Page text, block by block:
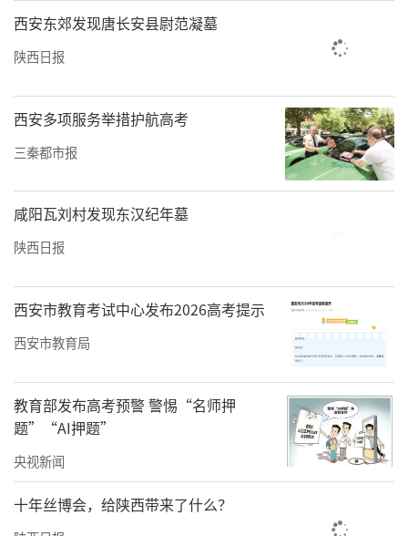
（恢复正常），降幅74%，炎症指标同步大幅
下降，腹痛症状明显缓解，成功脱离危重状
院，后续随访各项指标均保持正常。
岁末年初聚餐应酬频繁，尤先生的案例为大众
敲响健康警钟。白艳丽提醒，高甘油三酯胰腺
炎的高危人群包括高脂血症患者、肥胖者、糖
尿病患者、胰腺炎病史或家族史者、长期饮酒
摄入高油高脂高蛋白食物和饮酒。”她强调，
若突发持续性中上腹部剧烈疼痛，且疼痛向后
背放射，伴随恶心呕吐，务必立即就医，切勿
拖延，以免错失最佳救治时机。
责任编辑：白睿祺 赵森
西安东郊发现唐长安县尉范凝墓
陕西日报
西安多项服务举措护航高考
三秦都市报
咸阳瓦刘村发现东汉纪年墓
陕西日报
西安市教育考试中心发布2026高考提示
西安市教育局
教育部发布高考预警 警惕“名师押
题”“AI押题”
央视新闻
十年丝博会，给陕西带来了什么？